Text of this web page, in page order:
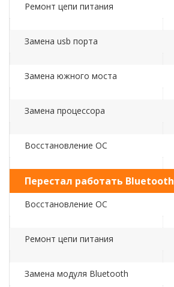
Ремонт цепи питания
Замена usb порта
Замена южного моста
Замена процессора
Восстановление ОС
Перестал работать Bluetooth
Восстановление ОС
Ремонт цепи питания
Замена модуля Bluetooth